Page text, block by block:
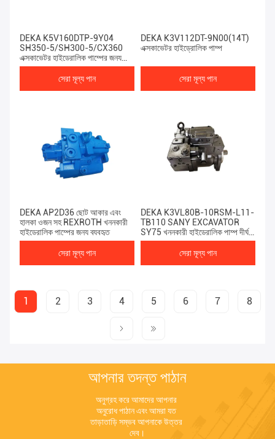
DEKA K5V160DTP-9Y04
SH350-5/SH300-5/CX360
এক্সকাভেটর হাইড্রোলিক পাম্পের জন্য
ব্যবহৃত
সেরা মূল্য পান
DEKA K3V112DT-9N00(14T)
এক্সকাভেটর হাইড্রোলিক পাম্প
সেরা মূল্য পান
DEKA AP2D36 ছোট আকার এবং
হালকা ওজন সহ REXROTH খননকারী
হাইড্রোলিক পাম্পের জন্য ব্যবহৃত
সেরা মূল্য পান
DEKA K3VL80B-10RSM-L11-
TB110 SANY EXCAVATOR
SY75 খননকারী হাইড্রোলিক পাম্প দীর্ঘ-
জীবনের জন্য ব্যবহৃত হয়
সেরা মূল্য পান
1 2 3 4 5 6 7 8
আপনার তদন্ত পাঠান
অনুগ্রহ করে আমাদের আপনার
অনুরোধ পাঠান এবং আমরা যত
তাড়াতাড়ি সম্ভব আপনাকে উত্তর
দেব।